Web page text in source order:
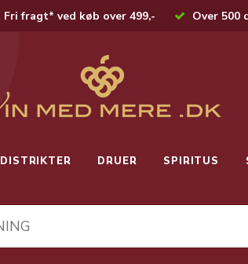
Fri fragt* ved køb over 499,- Over 500
DISTRIKTER DRUER SPIRITUS